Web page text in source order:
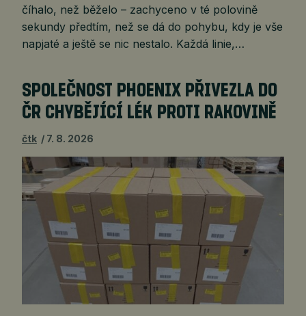
číhalo, než běželo – zachyceno v té polovině
sekundy předtím, než se dá do pohybu, kdy je vše
napjaté a ještě se nic nestalo. Každá linie,…
SPOLEČNOST PHOENIX PŘIVEZLA DO
ČR CHYBĚJÍCÍ LÉK PROTI RAKOVINĚ
čtk 7. 8. 2026